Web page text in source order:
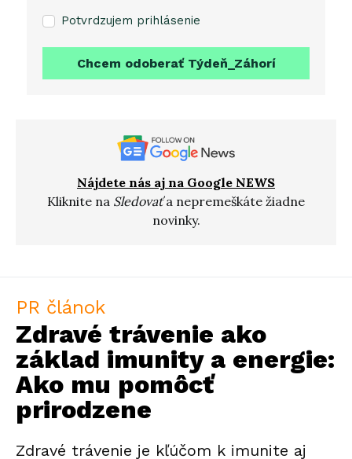
Potvrdzujem prihlásenie
Chcem odoberať Týdeň_Záhorí
Nájdete nás aj na Google NEWS
Kliknite na Sledovaťa nepremeškáte žiadne
novinky.
PR článok
Zdravé trávenie ako
základ imunity a energie:
Ako mu pomôcť
prirodzene
Zdravé trávenie je kľúčom k imunite aj